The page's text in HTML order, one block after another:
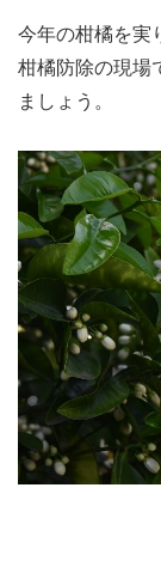
今年の柑橘を実
柑橘防除の現場
ましょう。